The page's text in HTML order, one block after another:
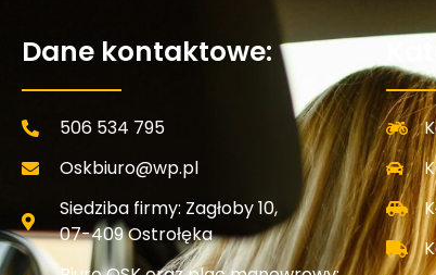
Dane kontaktowe:
506 534 795
Oskbiuro@wp.pl
Siedziba firmy: Zagłoby 10,
07-409 Ostrołęka